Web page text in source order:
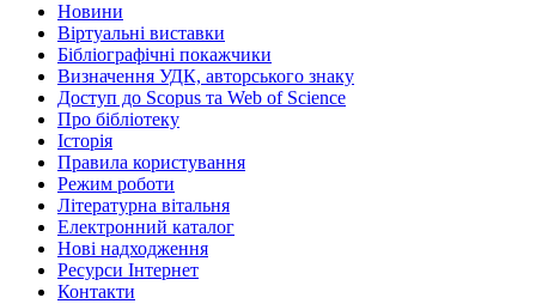
Новини
Віртуальні виставки
Бібліографічні покажчики
Визначення УДК, авторського знаку
Доступ до Scopus та Web of Science
Про бібліотеку
Історія
Правила користування
Режим роботи
Літературна вітальня
Електронний каталог
Нові надходження
Ресурси Інтернет
Контакти